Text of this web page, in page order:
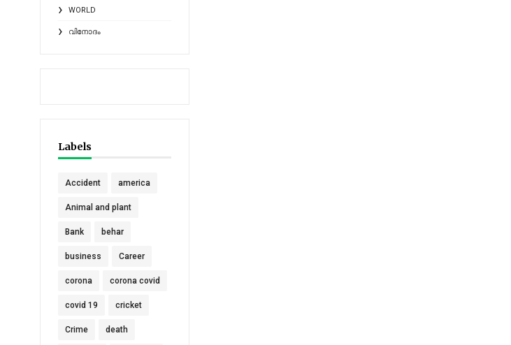
WORLD
വിനോദം
Labels
Accident america
Animal and plant
Bank behar
business Career
corona corona covid
covid 19 cricket
Crime death